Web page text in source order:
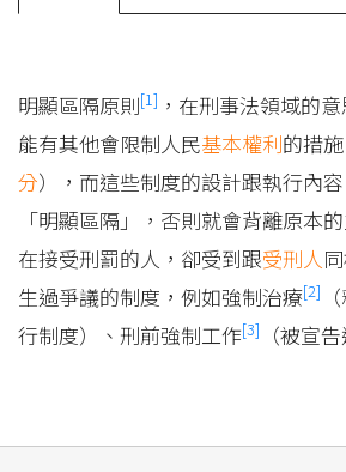
明顯區隔原則[1] ，在刑事法領域的
能有其他會限制人民基本權利的措
分），而這些制度的設計跟執行內
「明顯區隔」，否則就會背離原本
在接受刑罰的人，卻受到跟受刑人
生過爭議的制度，例如強制治療[2]
行制度）、刑前強制工作[3] （被宣